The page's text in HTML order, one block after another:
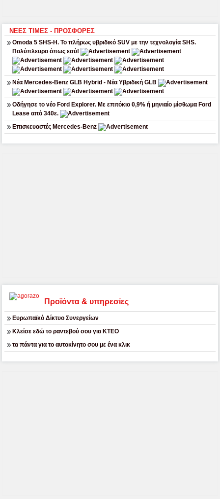
ΝΕΕΣ ΤΙΜΕΣ - ΠΡΟΣΦΟΡΕΣ
Omoda 5 SHS-H. Το πλήρως υβριδικό SUV με την τεχνολογία SHS.
Πολύπλευρο όπως εσύ!
Νέα Mercedes-Benz GLB Hybrid - Νέα Υβριδική GLB
Οδήγησε το νέο Ford Explorer. Με επιτόκιο 0,9% ή μηνιαίο μίσθωμα Ford
Lease από 340ε.
Επισκευαστές Mercedes-Benz
Προϊόντα & υπηρεσίες
Ευρωπαϊκό Δίκτυο Συνεργείων
Κλείσε εδώ το ραντεβού σου για ΚΤΕΟ
τα πάντα για το αυτοκίνητο σου με ένα κλικ